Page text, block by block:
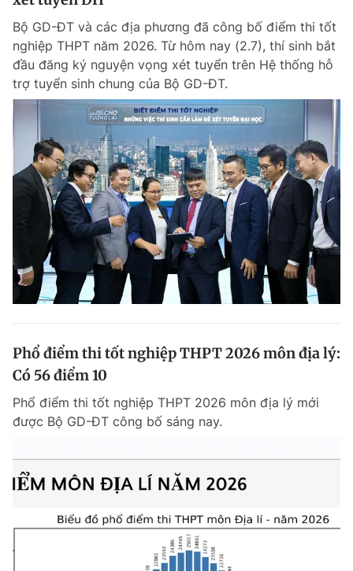
Giấy phép xuất bản số 110/GP - BTTTT cấp ngày 24.3.2020
© 2003-2026 Bản quyền thuộc về Báo Thanh Niên. Cấm sao chép
dưới mọi hình thức nếu không có sự chấp thuận bằng văn bản.
Phát triển bởi ePi Technologies, JSC.
Bộ GD-ĐT và các địa phương đã công bố điểm thi tốt
nghiệp THPT năm 2026. Từ hôm nay (2.7), thí sinh bắt
đầu đăng ký nguyện vọng xét tuyển trên Hệ thống hỗ
trợ tuyển sinh chung của Bộ GD-ĐT.
Phổ điểm thi tốt nghiệp THPT 2026 môn địa lý:
Có 56 điểm 10
Phổ điểm thi tốt nghiệp THPT 2026 môn địa lý mới
được Bộ GD-ĐT công bố sáng nay.